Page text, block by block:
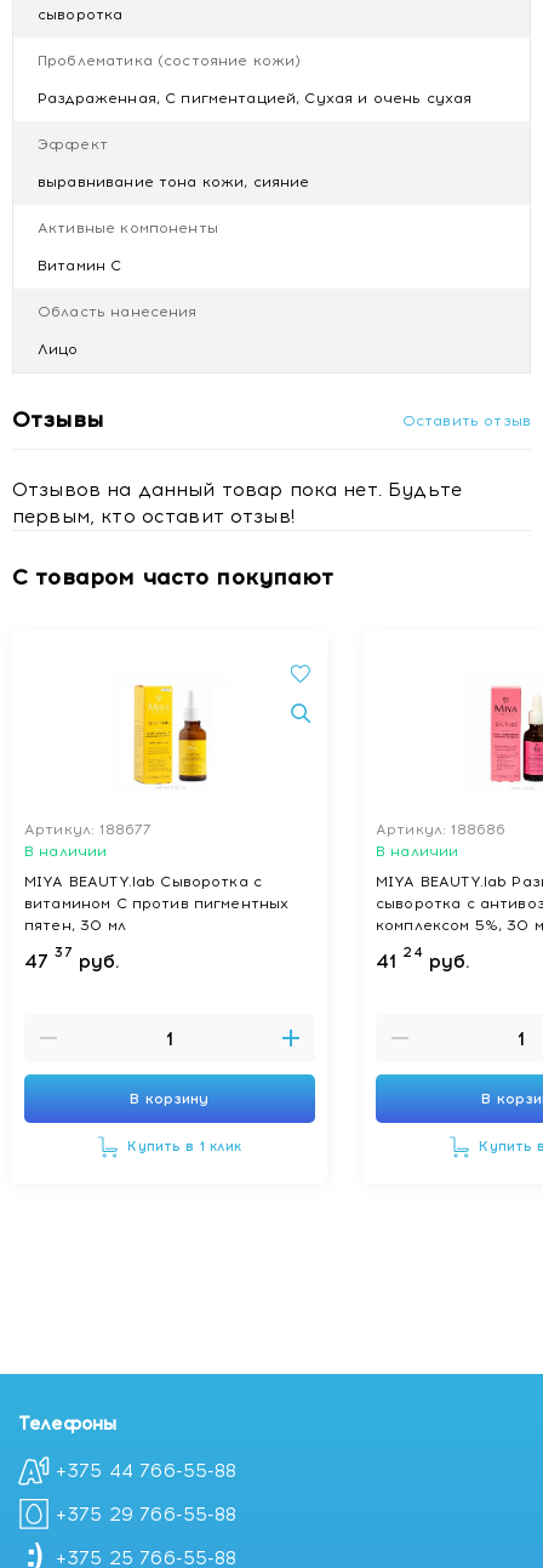
Phenoxyethanol, Sodium Benzoate, Potassium Sorbate,
Parfum. * компонент природного происхождения
сыворотка
Проблематика (состояние кожи)
Раздраженная, С пигментацией, Сухая и очень сухая
Эффект
выравнивание тона кожи, сияние
Активные компоненты
Витамин C
Область нанесения
Лицо
Отзывы Оставить отзыв
Отзывов на данный товар пока нет. Будьте
первым, кто оставит отзыв!
С товаром часто покупают
Артикул: 188677
В наличии
MIYA BEAUTY.lab Сыворотка с
витамином С против пигментных
пятен, 30 мл
47 37 руб.
В корзину
Купить в 1 клик
Артикул: 188686
В наличии
MIYA BEAUTY.lab
сыворотка с
комплексом 5%, 30
41 24 руб.
В
Купить
Телефоны
+375 44 766-55-88
+375 29 766-55-88
+375 25 766-55-88